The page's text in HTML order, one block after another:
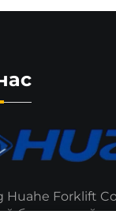
Huahe Forklift
бренд, який